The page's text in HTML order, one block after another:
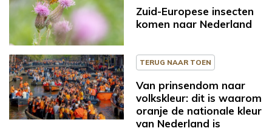
Zuid-Europese insecten
komen naar Nederland
TERUG NAAR TOEN
Van prinsendom naar
volkskleur: dit is waarom
oranje de nationale kleur
van Nederland is